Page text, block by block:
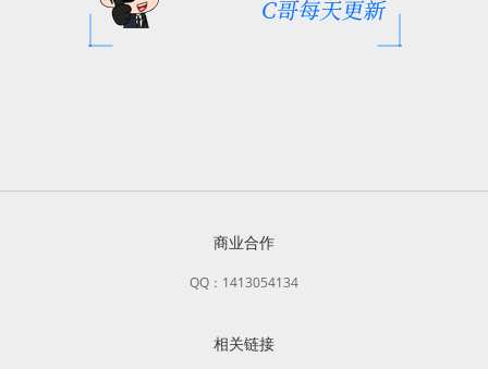
商业合作
QQ：1413054134
相关链接